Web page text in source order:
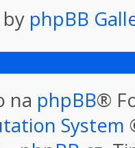
phpBB
na phpBB®
System